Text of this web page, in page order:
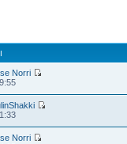
Norri
Norri